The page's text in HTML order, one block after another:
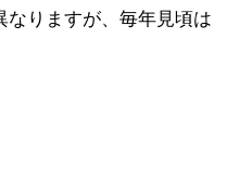
りますが、毎年見頃は